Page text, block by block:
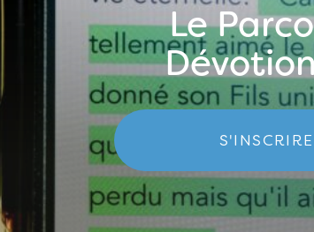
Le
S'INSCRIRE